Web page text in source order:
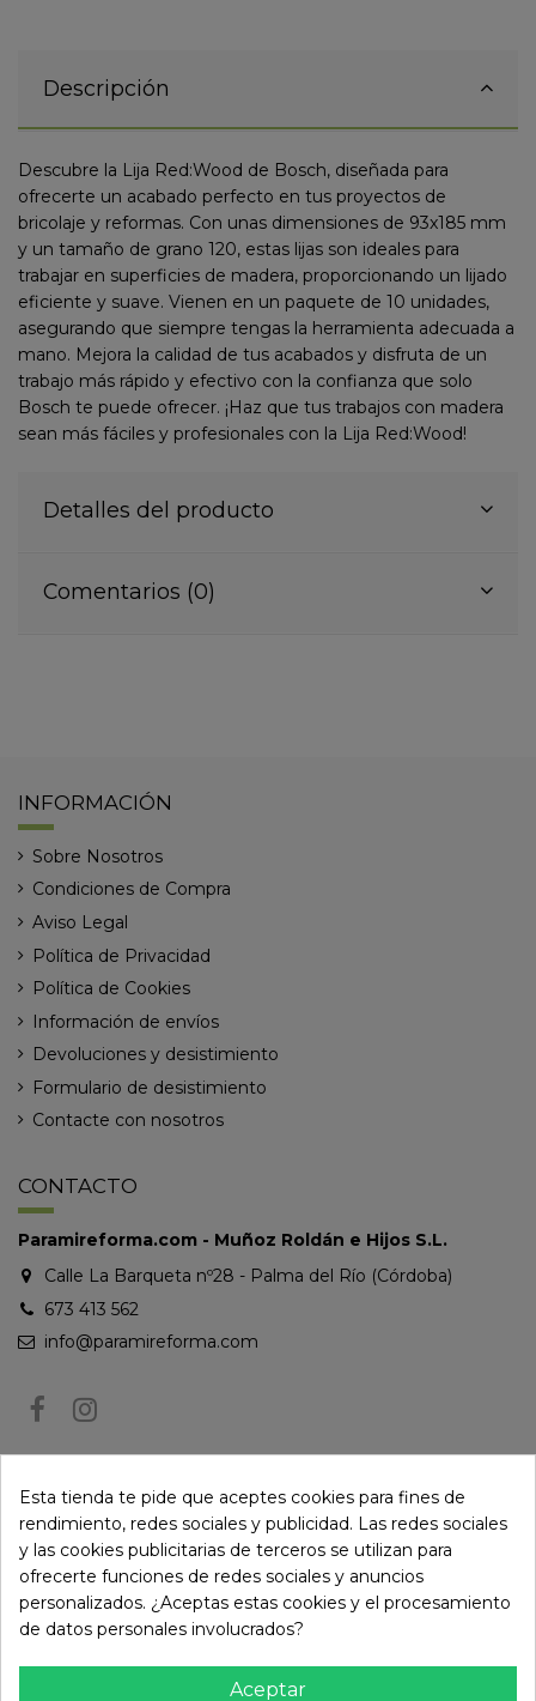
Descripción
Descubre la Lija Red:Wood de Bosch, diseñada para
ofrecerte un acabado perfecto en tus proyectos de
bricolaje y reformas. Con unas dimensiones de 93x185 mm
y un tamaño de grano 120, estas lijas son ideales para
trabajar en superficies de madera, proporcionando un lijado
eficiente y suave. Vienen en un paquete de 10 unidades,
asegurando que siempre tengas la herramienta adecuada a
mano. Mejora la calidad de tus acabados y disfruta de un
trabajo más rápido y efectivo con la confianza que solo
Bosch te puede ofrecer. ¡Haz que tus trabajos con madera
sean más fáciles y profesionales con la Lija Red:Wood!
Detalles del producto
Comentarios (0)
INFORMACIÓN
Sobre Nosotros
Condiciones de Compra
Aviso Legal
Política de Privacidad
Política de Cookies
Información de envíos
Devoluciones y desistimiento
Formulario de desistimiento
Contacte con nosotros
CONTACTO
Paramireforma.com - Muñoz Roldán e Hijos S.L.
Calle La Barqueta nº28 - Palma del Río (Córdoba)
673 413 562
info@paramireforma.com
Puede darse de baja en cualquier momento. Para ello, consulte nuestra
información de contacto en el aviso legal.
Esta tienda te pide que aceptes cookies para fines de
rendimiento, redes sociales y publicidad. Las redes sociales
y las cookies publicitarias de terceros se utilizan para
ofrecerte funciones de redes sociales y anuncios
personalizados. ¿Aceptas estas cookies y el procesamiento
de datos personales involucrados?
Aceptar